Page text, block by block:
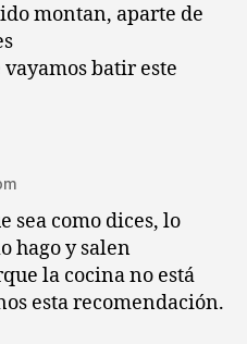
montan, aparte de
batir este
sea como dices, lo
hago y salen
la cocina no está
esta recomendación.